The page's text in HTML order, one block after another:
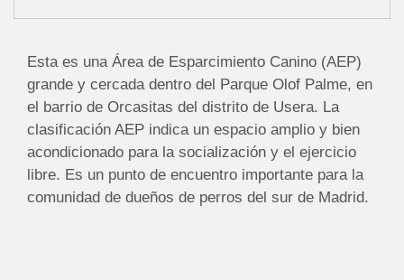
Esta es una Área de Esparcimiento Canino (AEP)
grande y cercada dentro del Parque Olof Palme, en
el barrio de Orcasitas del distrito de Usera. La
clasificación AEP indica un espacio amplio y bien
acondicionado para la socialización y el ejercicio
libre. Es un punto de encuentro importante para la
comunidad de dueños de perros del sur de Madrid.